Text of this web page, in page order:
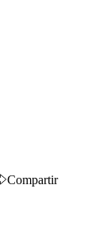
Compartir